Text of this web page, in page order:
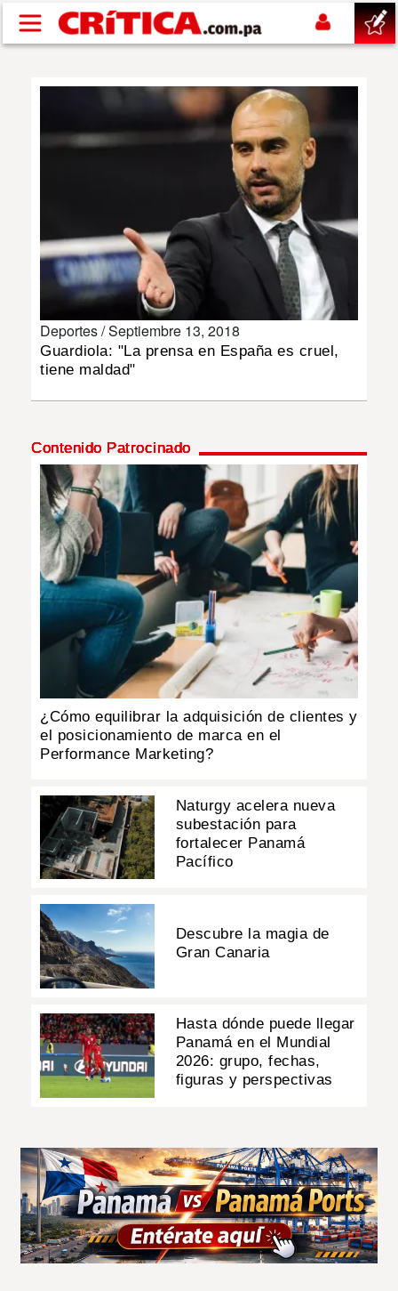
Pasar al contenido principal
DEPORTES
MULTIMEDIA
IMPRESO
Deportes /Septiembre 13, 2018
Guardiola: "La prensa en España es cruel,
tiene maldad"
Contenido Patrocinado
¿Cómo equilibrar la adquisición de clientes y
el posicionamiento de marca en el
Performance Marketing?
Naturgy acelera nueva
subestación para
fortalecer Panamá
Pacífico
Descubre la magia de
Gran Canaria
Hasta dónde puede llegar
Panamá en el Mundial
2026: grupo, fechas,
figuras y perspectivas